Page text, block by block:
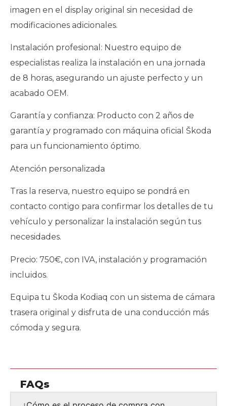
imagen en el display original sin necesidad de
modificaciones adicionales.
Instalación profesional: Nuestro equipo de
especialistas realiza la instalación en una jornada
de 8 horas, asegurando un ajuste perfecto y un
acabado OEM.
Garantía y confianza: Producto con 2 años de
garantía y programado con máquina oficial Škoda
para un funcionamiento óptimo.
Atención personalizada
Tras la reserva, nuestro equipo se pondrá en
contacto contigo para confirmar los detalles de tu
vehículo y personalizar la instalación según tus
necesidades.
Precio: 750€, con IVA, instalación y programación
incluidos.
Equipa tu Škoda Kodiaq con un sistema de cámara
trasera original y disfruta de una conducción más
cómoda y segura.
FAQs